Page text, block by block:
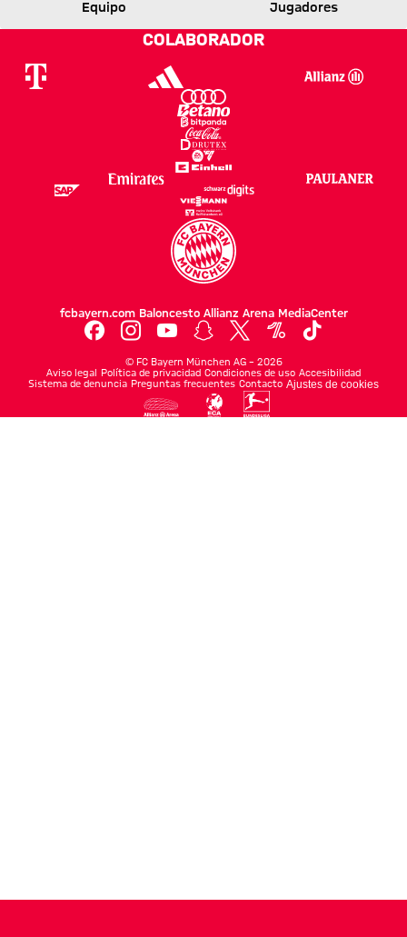
FCB
Resultado intermedio:
0 a 0 después de Primer Tiempo
S04
Equipo Jugadores
COLABORADOR
fcbayern.com Baloncesto Allianz Arena MediaCenter
© FC Bayern München AG – 2026
Aviso legal Política de privacidad Condiciones de uso Accesibilidad
Sistema de denuncia Preguntas frecuentes Contacto Ajustes de cookies